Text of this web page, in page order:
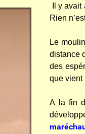
Il y
Rien
Le
distance
des
que vient
A la fin